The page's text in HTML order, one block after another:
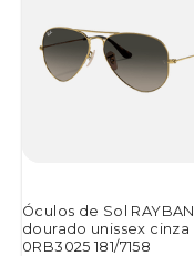
Óculos de Sol RAYBAN
dourado unissex cinza
0RB3025 181/7158